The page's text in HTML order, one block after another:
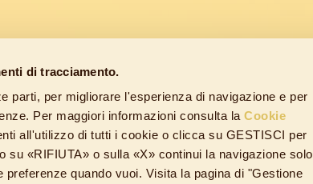
di tracciamento.
parti, per migliorare l'esperienza di navigazione e per
Per maggiori informazioni consulta la Cookie
all'utilizzo di tutti i cookie o clicca su GESTISCI per
su «RIFIUTA» o sulla «X» continui la navigazione solo
quando vuoi. Visita la pagina di "Gestione